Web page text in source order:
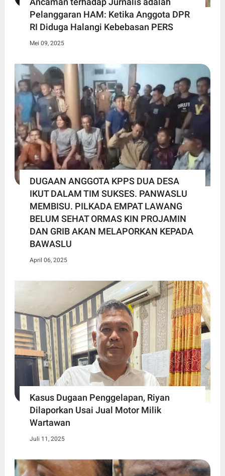
Pelanggaran HAM: Ketika Anggota DPR
RI Diduga Halangi Kebebasan PERS
Mei 09, 2025
DUGAAN ANGGOTA KPPS DUA DESA
IKUT DALAM TIM SUKSES. PANWASLU
MEMBISU. PILKADA EMPAT LAWANG
BELUM SEHAT ORMAS KIN PROJAMIN
DAN GRIB AKAN MELAPORKAN KEPADA
BAWASLU
April 06, 2025
Kasus Dugaan Penggelapan, Riyan
Dilaporkan Usai Jual Motor Milik
Wartawan
Juli 11, 2025